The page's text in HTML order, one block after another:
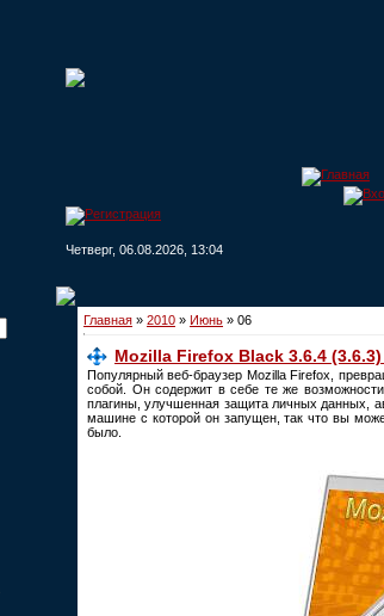
Четверг, 06.08.2026, 13:04
Главная » 2010 » Июнь » 06
Mozilla Firefox Black 3.6.4
Популярный веб-браузер Mozilla Firefox,
собой. Он содержит в себе те же
плагины, улучшенная защита личных данных,
машине с которой он запущен, так что вы
было.